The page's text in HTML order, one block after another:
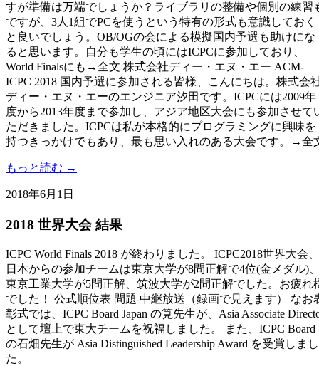
すが準備は万端でしょうか？ライブラリの整備や個別の練習
ですが、3人1組でPCを使うという特有の形式も意識しておく
と良いでしょう。OB/OGの会による模擬国内予選も助けにな
ると思います。自分も学生の頃にはICPCに参加しており、
World Finalsにも→全文 株式会社ディー・エヌ・エー ACM-
ICPC 2018 国内予選に参加される皆様、こんにちは。株式会
ディー・エヌ・エーのエンジニア汐田です。ICPCには2009年
度から2013年度まで参加し、アジア地区大会にも参加させて
ただきました。ICPCは私が本格的にプログラミングに興味を
持つきっかけでもあり、最も思い入れのある大会です。→全
もっと読む →
2018年6月1日
2018 世界大会 結果
ICPC World Finals 2018 が終わりました。 ICPC2018世界大会、
日本からの参加チームは東京大学が8問正解で4位(金メダル)
東京工業大学が5問正解、筑波大学が2問正解でした。お疲れ
でした！ 公式順位表 問題 中継放送（録画で見えます） なお
彰式では、ICPC Board Japan の筧先生が、Asia Associate
として壇上で東大チームを祝福しました。 また、ICPC Board
の石畑先生が Asia Distinguished Leadership Award を受賞しまし
た。